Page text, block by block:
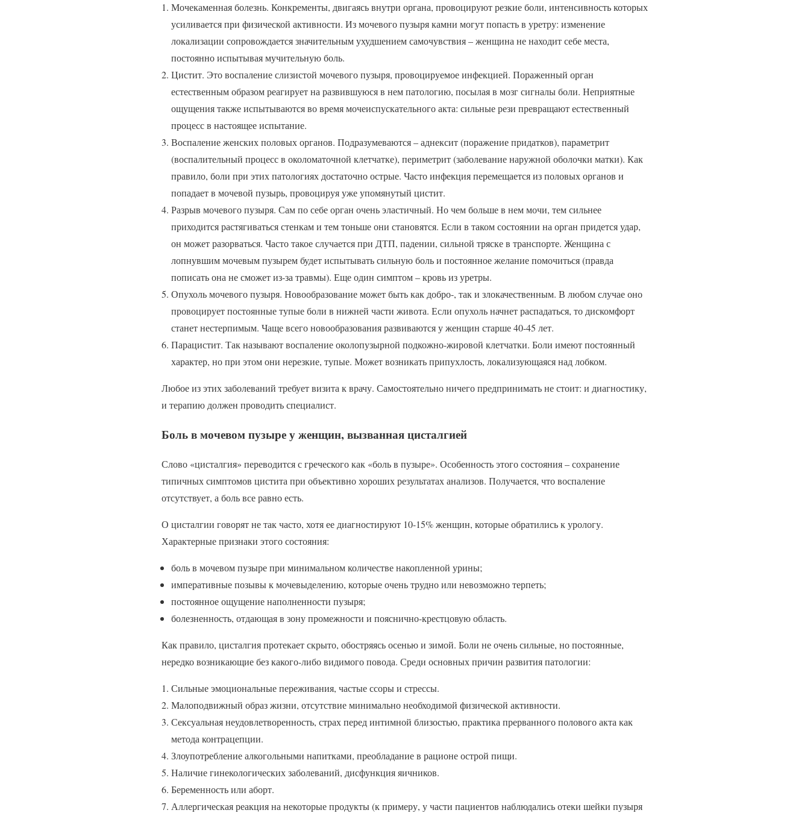
Мочекаменная болезнь. Конкременты, двигаясь внутри органа, провоцируют резкие боли, интенсивность которых
усиливается при физической активности. Из мочевого пузыря камни могут попасть в уретру: изменение
локализации сопровождается значительным ухудшением самочувствия – женщина не находит себе места,
постоянно испытывая мучительную боль.
Цистит. Это воспаление слизистой мочевого пузыря, провоцируемое инфекцией. Пораженный орган
естественным образом реагирует на развившуюся в нем патологию, посылая в мозг сигналы боли. Неприятные
ощущения также испытываются во время мочеиспускательного акта: сильные рези превращают естественный
процесс в настоящее испытание.
Воспаление женских половых органов. Подразумеваются – аднексит (поражение придатков), параметрит
(воспалительный процесс в околоматочной клетчатке), периметрит (заболевание наружной оболочки матки). Как
правило, боли при этих патологиях достаточно острые. Часто инфекция перемещается из половых органов и
попадает в мочевой пузырь, провоцируя уже упомянутый цистит.
Разрыв мочевого пузыря. Сам по себе орган очень эластичный. Но чем больше в нем мочи, тем сильнее
приходится растягиваться стенкам и тем тоньше они становятся. Если в таком состоянии на орган придется удар,
он может разорваться. Часто такое случается при ДТП, падении, сильной тряске в транспорте. Женщина с
лопнувшим мочевым пузырем будет испытывать сильную боль и постоянное желание помочиться (правда
пописать она не сможет из-за травмы). Еще один симптом – кровь из уретры.
Опухоль мочевого пузыря. Новообразование может быть как добро-, так и злокачественным. В любом случае оно
провоцирует постоянные тупые боли в нижней части живота. Если опухоль начнет распадаться, то дискомфорт
станет нестерпимым. Чаще всего новообразования развиваются у женщин старше 40-45 лет.
Парацистит. Так называют воспаление околопузырной подкожно-жировой клетчатки. Боли имеют постоянный
характер, но при этом они нерезкие, тупые. Может возникать припухлость, локализующаяся над лобком.
Любое из этих заболеваний требует визита к врачу. Самостоятельно ничего предпринимать не стоит: и диагностику,
и терапию должен проводить специалист.
Боль в мочевом пузыре у женщин, вызванная цисталгией
Слово «цисталгия» переводится с греческого как «боль в пузыре». Особенность этого состояния – сохранение
типичных симптомов цистита при объективно хороших результатах анализов. Получается, что воспаление
отсутствует, а боль все равно есть.
О цисталгии говорят не так часто, хотя ее диагностируют 10-15% женщин, которые обратились к урологу.
Характерные признаки этого состояния:
боль в мочевом пузыре при минимальном количестве накопленной урины;
императивные позывы к мочевыделению, которые очень трудно или невозможно терпеть;
постоянное ощущение наполненности пузыря;
болезненность, отдающая в зону промежности и пояснично-крестцовую область.
Как правило, цисталгия протекает скрыто, обостряясь осенью и зимой. Боли не очень сильные, но постоянные,
нередко возникающие без какого-либо видимого повода. Среди основных причин развития патологии:
Сильные эмоциональные переживания, частые ссоры и стрессы.
Малоподвижный образ жизни, отсутствие минимально необходимой физической активности.
Сексуальная неудовлетворенность, страх перед интимной близостью, практика прерванного полового акта как
метода контрацепции.
Злоупотребление алкогольными напитками, преобладание в рационе острой пищи.
Наличие гинекологических заболеваний, дисфункция яичников.
Беременность или аборт.
Аллергическая реакция на некоторые продукты (к примеру, у части пациентов наблюдались отеки шейки пузыря